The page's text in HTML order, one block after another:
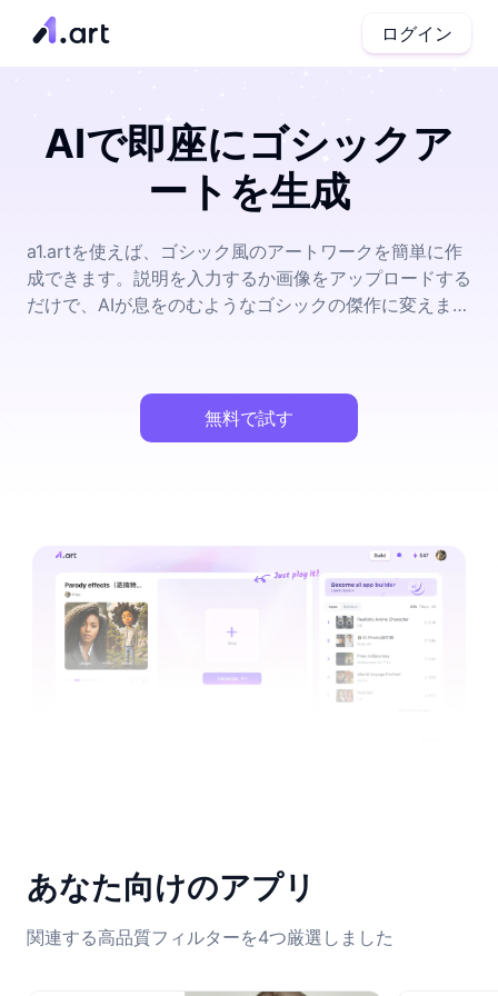
ログイン
AIで即座にゴシックア
ートを生成
a1.artを使えば、ゴシック風のアートワークを簡単に作
成できます。説明を入力するか画像をアップロードする
だけで、AIが息をのむようなゴシックの傑作に変えま
無料で試す
あなた向けのアプリ
関連する高品質フィルターを4つ厳選しました